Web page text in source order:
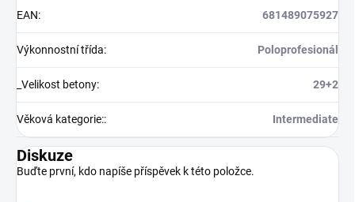
EAN: 681489075927
Výkonnostní třída: Poloprofesionál
_Velikost betony: 29+2
Věková kategorie:: Intermediate
Diskuze
Buďte první, kdo napíše příspěvek k této položce.